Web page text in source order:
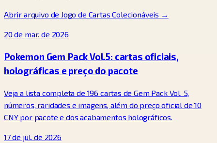
Abrir arquivo de Jogo de Cartas Colecionáveis →
20 de mar. de 2026
Pokemon Gem Pack Vol.5: cartas oficiais,
holográficas e preço do pacote
Veja a lista completa de 196 cartas de Gem Pack Vol. 5,
números, raridades e imagens, além do preço oficial de 10
CNY por pacote e dos acabamentos holográficos.
17 de jul. de 2026